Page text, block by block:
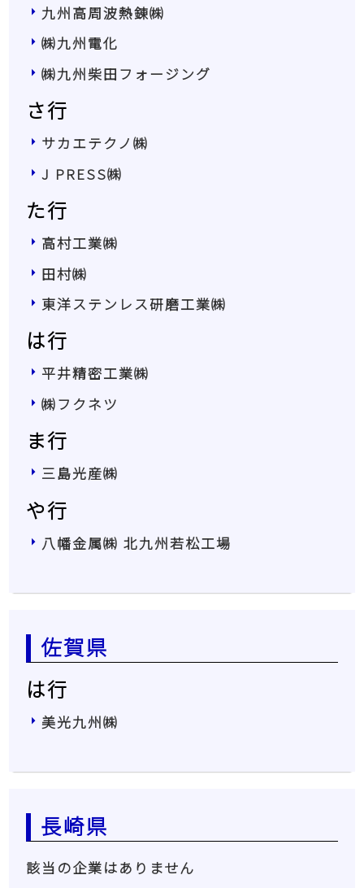
九州高周波熱錬㈱
㈱九州電化
㈱九州柴田フォージング
さ行
サカエテクノ㈱
J PRESS㈱
た行
高村工業㈱
田村㈱
東洋ステンレス研磨工業㈱
は行
平井精密工業㈱
㈱フクネツ
ま行
三島光産㈱
や行
八幡金属㈱ 北九州若松工場
佐賀県
は行
美光九州㈱
長崎県
該当の企業はありません